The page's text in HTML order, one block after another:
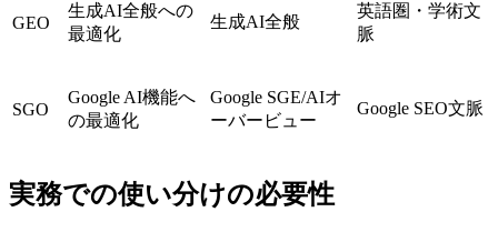
GEO
生成AI全般への
最適化
生成AI全般
英語圏・学術文
脈
SGO
Google AI機能へ
の最適化
Google SGE/AIオ
ーバービュー
Google SEO文脈
実務での使い分けの必要性